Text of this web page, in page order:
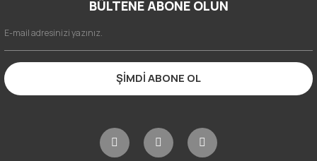
BÜLTENE ABONE OLUN
ŞİMDİ ABONE OL